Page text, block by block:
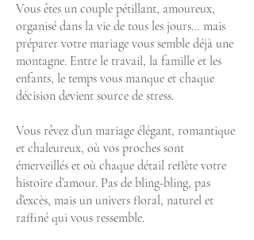
Vous êtes un couple pétillant, amoureux,
organisé dans la vie de tous les jours… mais
préparer votre mariage vous semble déjà une
montagne. Entre le travail, la famille et les
enfants, le temps vous manque et chaque
décision devient source de stress.
Vous rêvez d’un mariage élégant, romantique
et chaleureux, où vos proches sont
émerveillés et où chaque détail reflète votre
histoire d’amour. Pas de bling-bling, pas
d’excès, mais un univers floral, naturel et
raffiné qui vous ressemble.